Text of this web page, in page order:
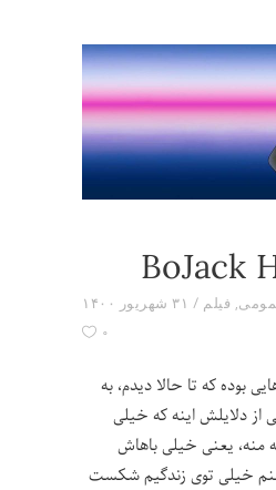
BoJack
۳۱ شهریور ۱۴۰۰ , فیلم
۰
بوده که تا حالا دیدم، به
دلایلش اینه که خیلی
یعنی خیلی باهاش
خیلی توی زندگیم شکست